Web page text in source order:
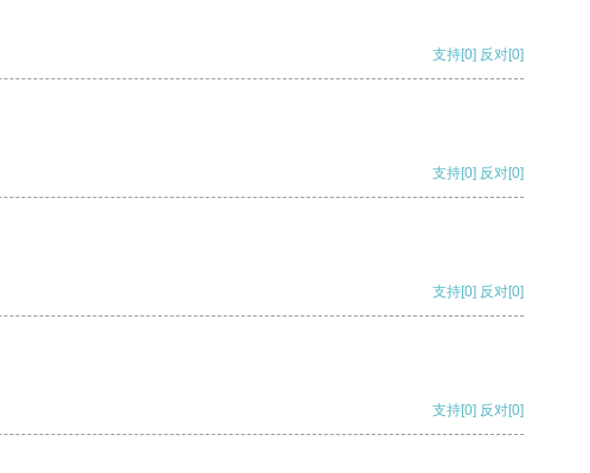
支持[0] 反对[0]
支持[0] 反对[0]
支持[0] 反对[0]
支持[0] 反对[0]